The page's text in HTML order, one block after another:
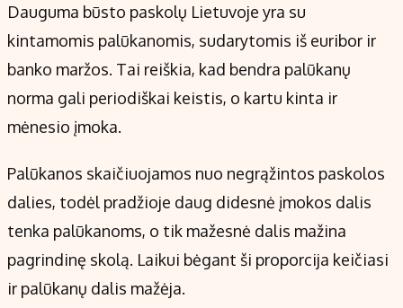
Dauguma būsto paskolų Lietuvoje yra su
kintamomis palūkanomis, sudarytomis iš euribor ir
banko maržos. Tai reiškia, kad bendra palūkanų
norma gali periodiškai keistis, o kartu kinta ir
mėnesio įmoka.
Palūkanos skaičiuojamos nuo negrąžintos paskolos
dalies, todėl pradžioje daug didesnė įmokos dalis
tenka palūkanoms, o tik mažesnė dalis mažina
pagrindinę skolą. Laikui bėgant ši proporcija keičiasi
ir palūkanų dalis mažėja.